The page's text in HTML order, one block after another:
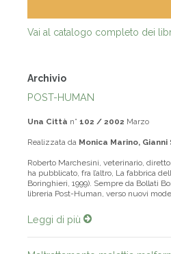
Vai al catalogo completo dei
Archivio
POST-HUMAN
Una Città n° 102 / 2002 Marzo
Realizzata da Monica Marino,
Roberto Marchesini, veterinario,
ha pubblicato, fra l’altro, La fabbrica
Boringhieri, 1999). Sempre da Bollati
libreria Post-Human, verso nuovi
Leggi di più